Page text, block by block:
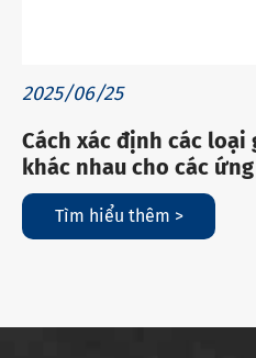
2025/06/25
Cách xác định các loại
khác nhau cho các ứng
Tìm hiểu thêm >